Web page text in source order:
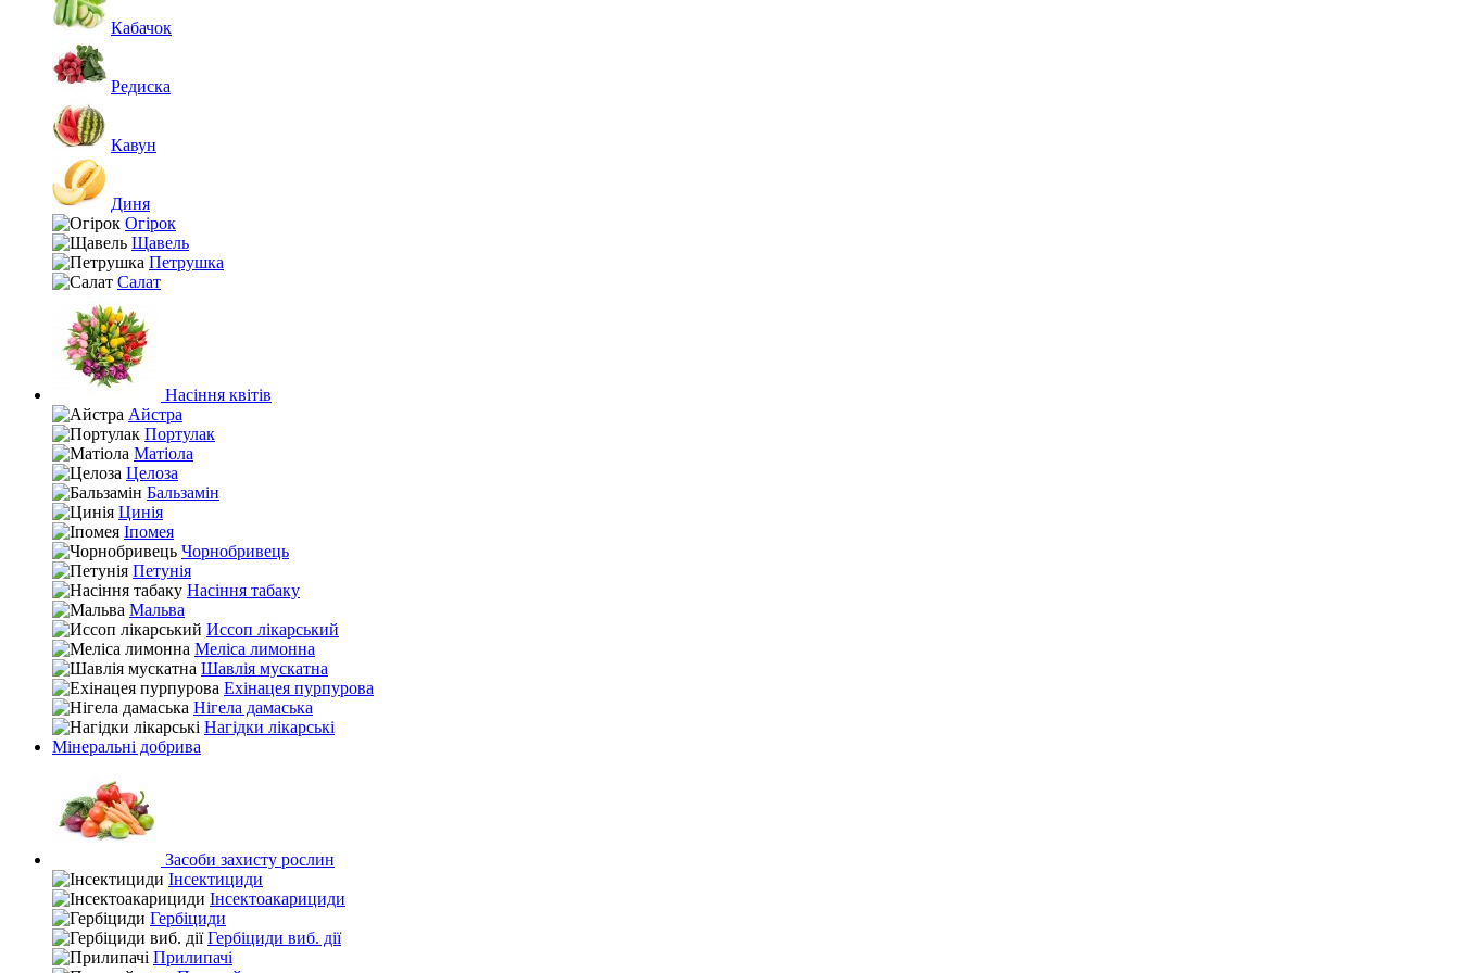
Кабачок
Редиска
Кавун
Диня
Огірок
Щавель
Петрушка
Салат
Насіння квітів
Айстра
Портулак
Матіола
Целоза
Бальзамін
Цинія
Іпомея
Чорнобривець
Петунія
Насіння табаку
Мальва
Иссоп лікарський
Меліса лимонна
Шавлія мускатна
Ехінацея пурпурова
Нігела дамаська
Нагідки лікарські
Мінеральні добрива
Засоби захисту рослин
Інсектициди
Інсектоакарициди
Гербіциди
Гербіциди виб. дії
Прилипачі